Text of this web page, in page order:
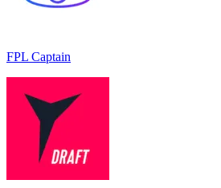
FPL Captain